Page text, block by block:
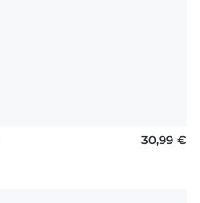
30,99 €